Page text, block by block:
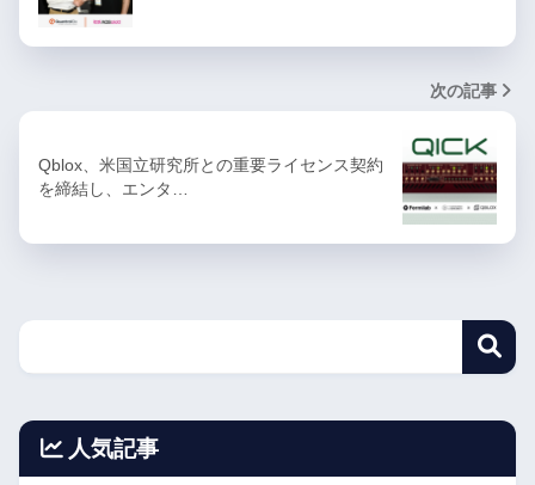
次の記事
Qblox、米国立研究所との重要ライセンス契約
を締結し、エンタ…
人気記事